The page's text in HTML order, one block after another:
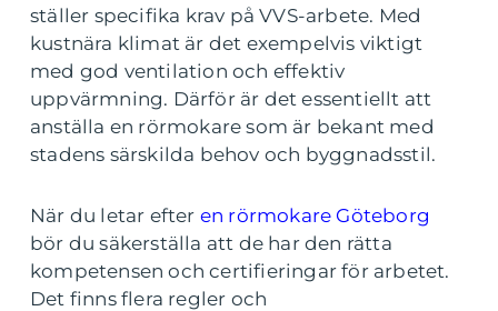
ställer specifika krav på VVS-arbete. Med
kustnära klimat är det exempelvis viktigt
med god ventilation och effektiv
uppvärmning. Därför är det essentiellt att
anställa en rörmokare som är bekant med
stadens särskilda behov och byggnadsstil.
När du letar efter en rörmokare Göteborg
bör du säkerställa att de har den rätta
kompetensen och certifieringar för arbetet.
Det finns flera regler och